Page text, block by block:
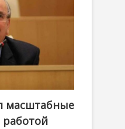
масштабные
работой